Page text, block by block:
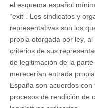
el esquema español
“exit”. Los sindicatos y
representativas son los
propia otorgada por ley,
criterios de sus
de legitimación de la
merecerían entrada
España son acuerdos
procesos de rendición de